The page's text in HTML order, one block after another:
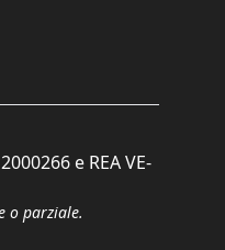
e REA VE-
o parziale.